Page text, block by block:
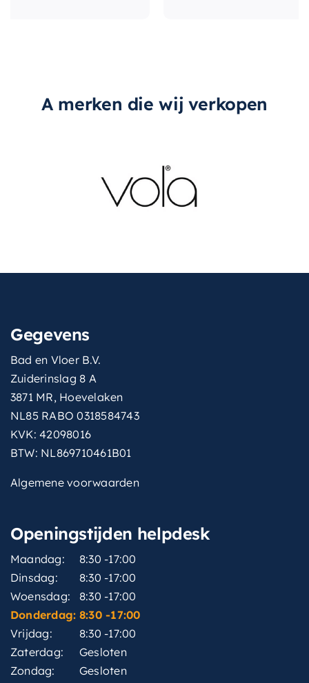
A merken die wij verkopen
Gegevens
Bad en Vloer B.V.
Zuiderinslag 8 A
3871 MR, Hoevelaken
NL85 RABO 0318584743
KVK: 42098016
BTW: NL869710461B01
Algemene voorwaarden
Openingstijden helpdesk
Maandag:
8:30 -17:00
Dinsdag:
8:30 -17:00
Woensdag:
8:30 -17:00
Donderdag: 8:30 -17:00
Vrijdag:
8:30 -17:00
Zaterdag:
Gesloten
Zondag:
Gesloten